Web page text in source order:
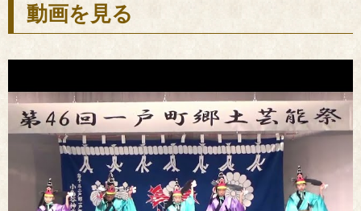
動画を見る